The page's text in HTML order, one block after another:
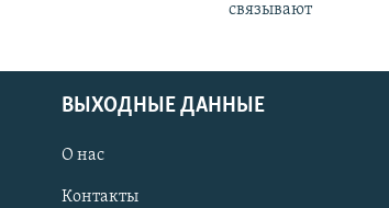
связывают
ВЫХОДНЫЕ ДАННЫЕ
О нас
Контакты